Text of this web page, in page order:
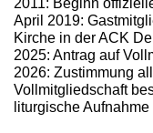
2011: Beginn
April 2019:
Kirche in der ACK
2025: Antrag auf
2026: Zustimmung
Vollmitgliedschaft
liturgische